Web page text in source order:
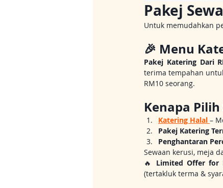
Pakej
Untuk memudahkan
🎉 Menu
Pakej Katering Dari
terima tempahan
RM10 seorang.
Kenapa
Katering Halal –
Pakej Katering
Penghantaran
Sewaan kerusi, meja
🔥 Limited Offer for
(tertakluk terma &